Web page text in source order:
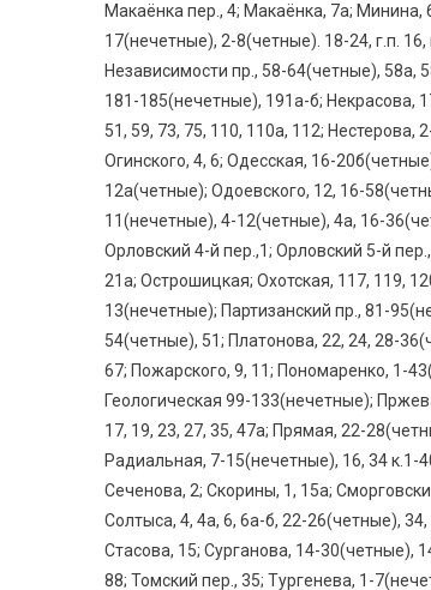
Макаёнка пер., 4; Макаёнка, 7а;
17(нечетные), 2-8(четные). 18-24, г.п.
Независимости пр., 58-64(четные), 58а,
181-185(нечетные), 191а-б; Некрасова,
51, 59, 73, 75, 110, 110а, 112;
Огинского, 4, 6; Одесская, 16-
12а(четные); Одоевского, 12, 16-
11(нечетные), 4-12(четные), 4а, 16-
Орловский 4-й пер.,1; Орловский 5-й
21а; Острошицкая; Охотская, 117, 119,
13(нечетные); Партизанский пр., 81-
54(четные), 51; Платонова, 22, 24, 28-
67; Пожарского, 9, 11; Пономаренко, 1-
Геологическая 99-133(нечетные);
17, 19, 23, 27, 35, 47а; Прямая, 22-
Радиальная, 7-15(нечетные), 16, 34
Сеченова, 2; Скорины, 1, 15а;
Солтыса, 4, 4а, 6, 6а-б, 22-26(четные),
Стасова, 15; Сурганова, 14-30(четные),
88; Томский пер., 35; Тургенева, 1-